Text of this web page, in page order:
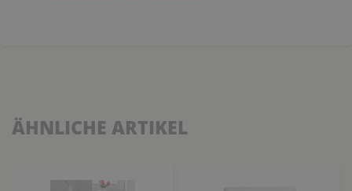
ÄHNLICHE ARTIKEL